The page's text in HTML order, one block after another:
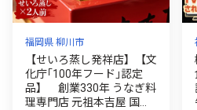
福岡県 柳川市
【せいろ蒸し発祥店】【文
化庁｢100年フード｣認定
品】 創業330年 うなぎ料
理専門店 元祖本吉屋 国産